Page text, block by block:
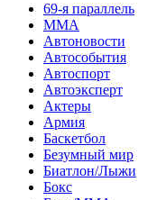
69-я параллель
MMA
Автоновости
Автособытия
Автоспорт
Автоэксперт
Актеры
Армия
Баскетбол
Безумный мир
Биатлон/Лыжи
Бокс